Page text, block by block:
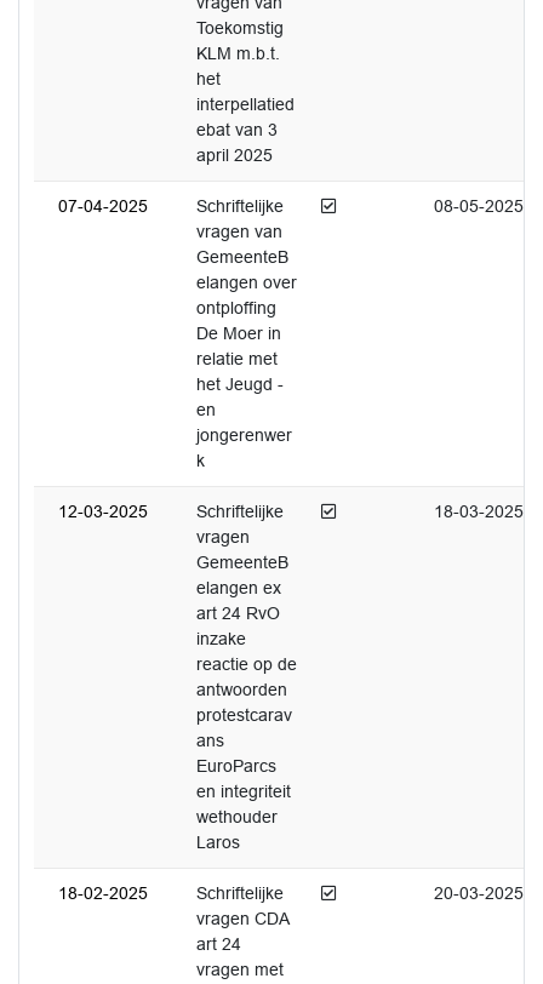
Toekomstig
KLM m.b.t.
het
interpellatied
ebat van 3
april 2025
07-04-2025
Schriftelijke
vragen van
GemeenteB
elangen over
ontploffing
De Moer in
relatie met
het Jeugd -
en
jongerenwer
k
Afgedaan 08-05-2025
12-03-2025
Schriftelijke
vragen
GemeenteB
elangen ex
art 24 RvO
inzake
reactie op de
antwoorden
protestcarav
ans
EuroParcs
en integriteit
wethouder
Laros
Afgedaan 18-03-2025
18-02-2025
Schriftelijke
vragen CDA
art 24
vragen met
Afgedaan 20-03-2025